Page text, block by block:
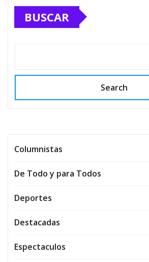
BUSCAR
Search
Columnistas
De Todo y para Todos
Deportes
Destacadas
Espectaculos